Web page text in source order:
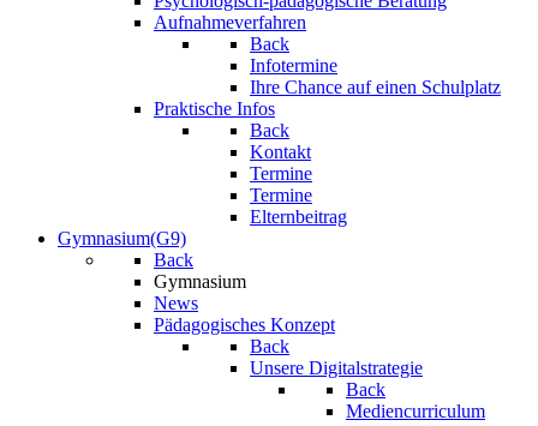
Aufnahmeverfahren
Back
Infotermine
Ihre Chance auf einen Schulplatz
Praktische Infos
Back
Kontakt
Termine
Termine
Elternbeitrag
Gymnasium(G9)
Back
Gymnasium
News
Pädagogisches Konzept
Back
Unsere Digitalstrategie
Back
Mediencurriculum